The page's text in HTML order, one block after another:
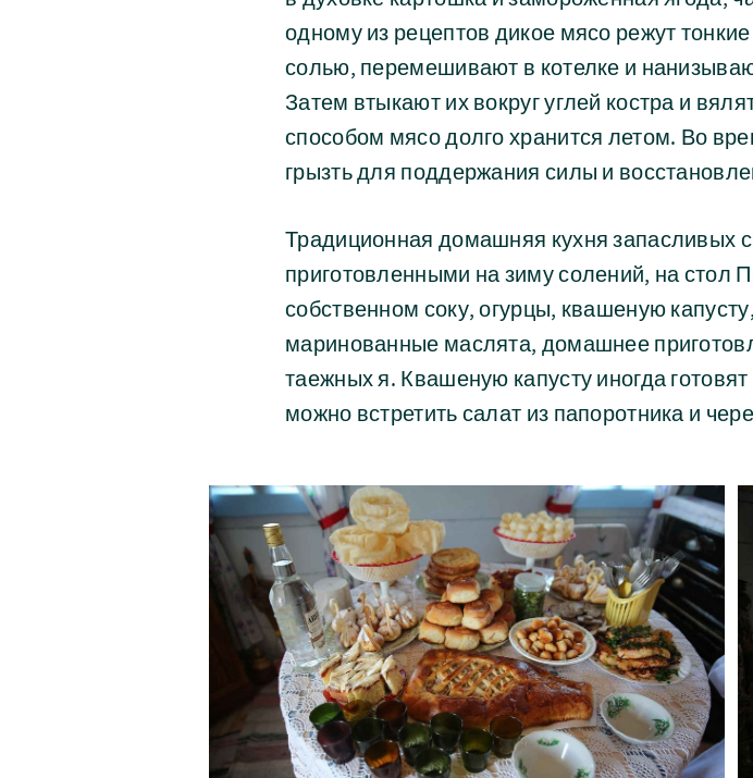
одному из рецептов дикое мясо режут
солью, перемешивают в котелке и
Затем втыкают их вокруг углей костра и
способом мясо долго хранится летом. Во
грызть для поддержания силы и
Традиционная домашняя кухня запасливых
приготовленными на зиму солений, на
собственном соку, огурцы, квашеную
маринованные маслята, домашнее
таежных я. Квашеную капусту иногда
можно встретить салат из папоротника и